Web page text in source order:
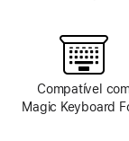
Compatível
Magic Keyboard